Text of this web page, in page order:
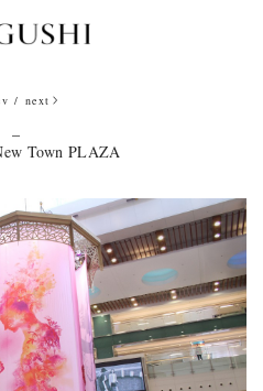
/ next
Town PLAZA